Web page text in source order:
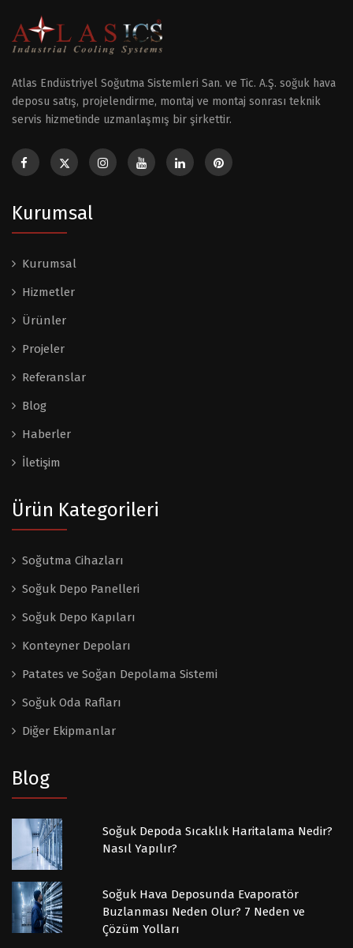
Atlas Endüstriyel Soğutma Sistemleri San. ve Tic. A.Ş. soğuk hava
deposu satış, projelendirme, montaj ve montaj sonrası teknik
servis hizmetinde uzmanlaşmış bir şirkettir.
Kurumsal
Kurumsal
Hizmetler
Ürünler
Projeler
Referanslar
Blog
Haberler
İletişim
Ürün Kategorileri
Soğutma Cihazları
Soğuk Depo Panelleri
Soğuk Depo Kapıları
Konteyner Depoları
Patates ve Soğan Depolama Sistemi
Soğuk Oda Rafları
Diğer Ekipmanlar
Blog
Soğuk Depoda Sıcaklık Haritalama Nedir?
Nasıl Yapılır?
Soğuk Hava Deposunda Evaporatör
Buzlanması Neden Olur? 7 Neden ve
Çözüm Yolları